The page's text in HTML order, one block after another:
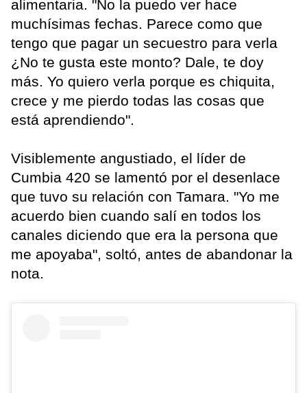
alimentaria. "No la puedo ver hace
muchísimas fechas. Parece como que
tengo que pagar un secuestro para verla
¿No te gusta este monto? Dale, te doy
más. Yo quiero verla porque es chiquita,
crece y me pierdo todas las cosas que
está aprendiendo".
Visiblemente angustiado, el líder de
Cumbia 420 se lamentó por el desenlace
que tuvo su relación con Tamara. "Yo me
acuerdo bien cuando salí en todos los
canales diciendo que era la persona que
me apoyaba", soltó, antes de abandonar la
nota.